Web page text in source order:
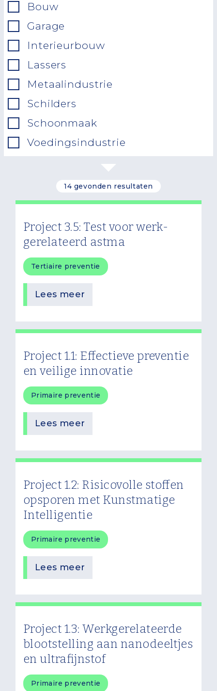
Bouw
Garage
Interieurbouw
Lassers
Metaalindustrie
Schilders
Schoonmaak
Voedingsindustrie
14 gevonden resultaten
Project 3.5: Test voor werk-
gerelateerd astma
Tertiaire preventie
Lees meer
Project 1.1: Effectieve preventie
en veilige innovatie
Primaire preventie
Lees meer
Project 1.2: Risicovolle stoffen
opsporen met Kunstmatige
Intelligentie
Primaire preventie
Lees meer
Project 1.3: Werkgerelateerde
blootstelling aan nanodeeltjes
en ultrafijnstof
Primaire preventie